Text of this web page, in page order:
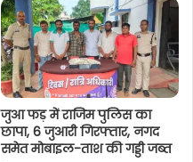
जुआ फड़ में राजिम पुलिस का
छापा, 6 जुआरी गिरफ्तार, नगद
समेत मोबाइल-ताश की गड्डी जब्त